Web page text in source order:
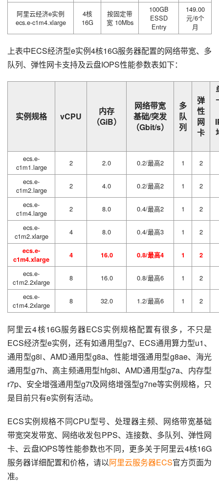
阿里云经济e实例
ecs.e-c1m4.xlarge
4核
16G
按固定带
宽 10Mbs
100GB
ESSD
Entry
149.00
元/6个
月
上表中ECS经济型e实例4核16G服务器配置的网络带宽、多
队列、弹性网卡支持及云盘IOPS性能参数表如下：
实例规格 vCPU
内存
（GiB）
网络带宽
基础/突发
（Gbit/s）
多
队
列
弹
性
网
卡
ecs.e-
c1m1.large
2 2.0 0.2/最高2 1
2
ecs.e-
c1m2.large
2 4.0 0.2/最高2 1
2
ecs.e-
c1m4.large
2 8.0 0.4/最高2 1
2
ecs.e-
c1m2.xlarge
4 8.0 0.4/最高3 1 2
ecs.e-
c1m4.xlarge
4 16.0 0.8/最高4 1 2
ecs.e-
c1m2.2xlarge
8 16.0 0.8/最高6 1
2
ecs.e-
c1m4.2xlarge
8 32.0 1.2/最高6 1 2
阿里云4核16G服务器ECS实例规格配置有很多，不只是
ECS经济型e实例，还有如通用型g7、ECS通用算力型u1、
通用型g8i、AMD通用型g8a、性能增强通用型g8ae、海光
通用型g7h、高主频通用型hfg8i、AMD通用型g7a、内存型
r7p、安全增强通用型g7t及网络增强型g7ne等实例规格，只
是目前只有e实例有活动。
ECS实例规格不同CPU型号、处理器主频、网络带宽基础
带宽突发带宽、网络收发包PPS、连接数、多队列、弹性网
卡、云盘IOPS等性能参数也不同，更多关于阿里云4核16G
服务器详细配置和价格，请以阿里云服务器ECS官方页面为
准。